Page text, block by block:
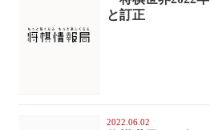
と訂正
2022.06.02